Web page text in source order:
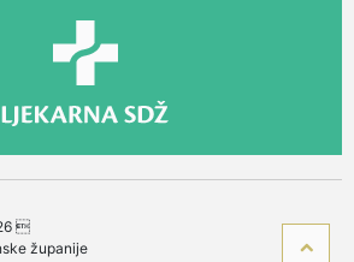
broja smrti uzrokovanih radom, te s
bolesti i ozljeda na radu, temeljenim na
i Međunarodna organizacija rada
ozljeda na radu te vrlo velikog broja
bolesti.
namijenjenog jačanju poznavanja
zaštite zdravlja na radu u zemljama srednje

županije